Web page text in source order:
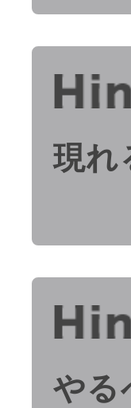
現れ
やる